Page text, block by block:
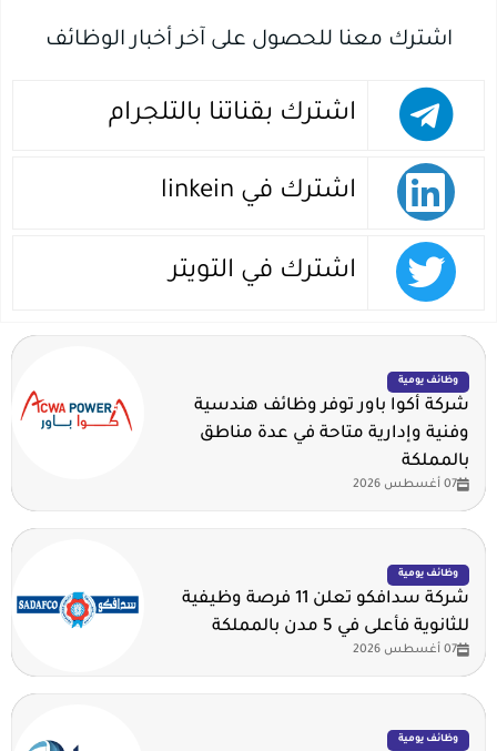
اشترك معنا للحصول على آخر أخبار الوظائف
اشترك بقناتنا بالتلجرام
اشترك في linkein
اشترك في التويتر
وظائف يومية
شركة أكوا باور توفر وظائف هندسية
وفنية وإدارية متاحة في عدة مناطق
بالمملكة
07 أغسطس 2026
وظائف يومية
شركة سدافكو تعلن 11 فرصة وظيفية
للثانوية فأعلى في 5 مدن بالمملكة
07 أغسطس 2026
وظائف يومية